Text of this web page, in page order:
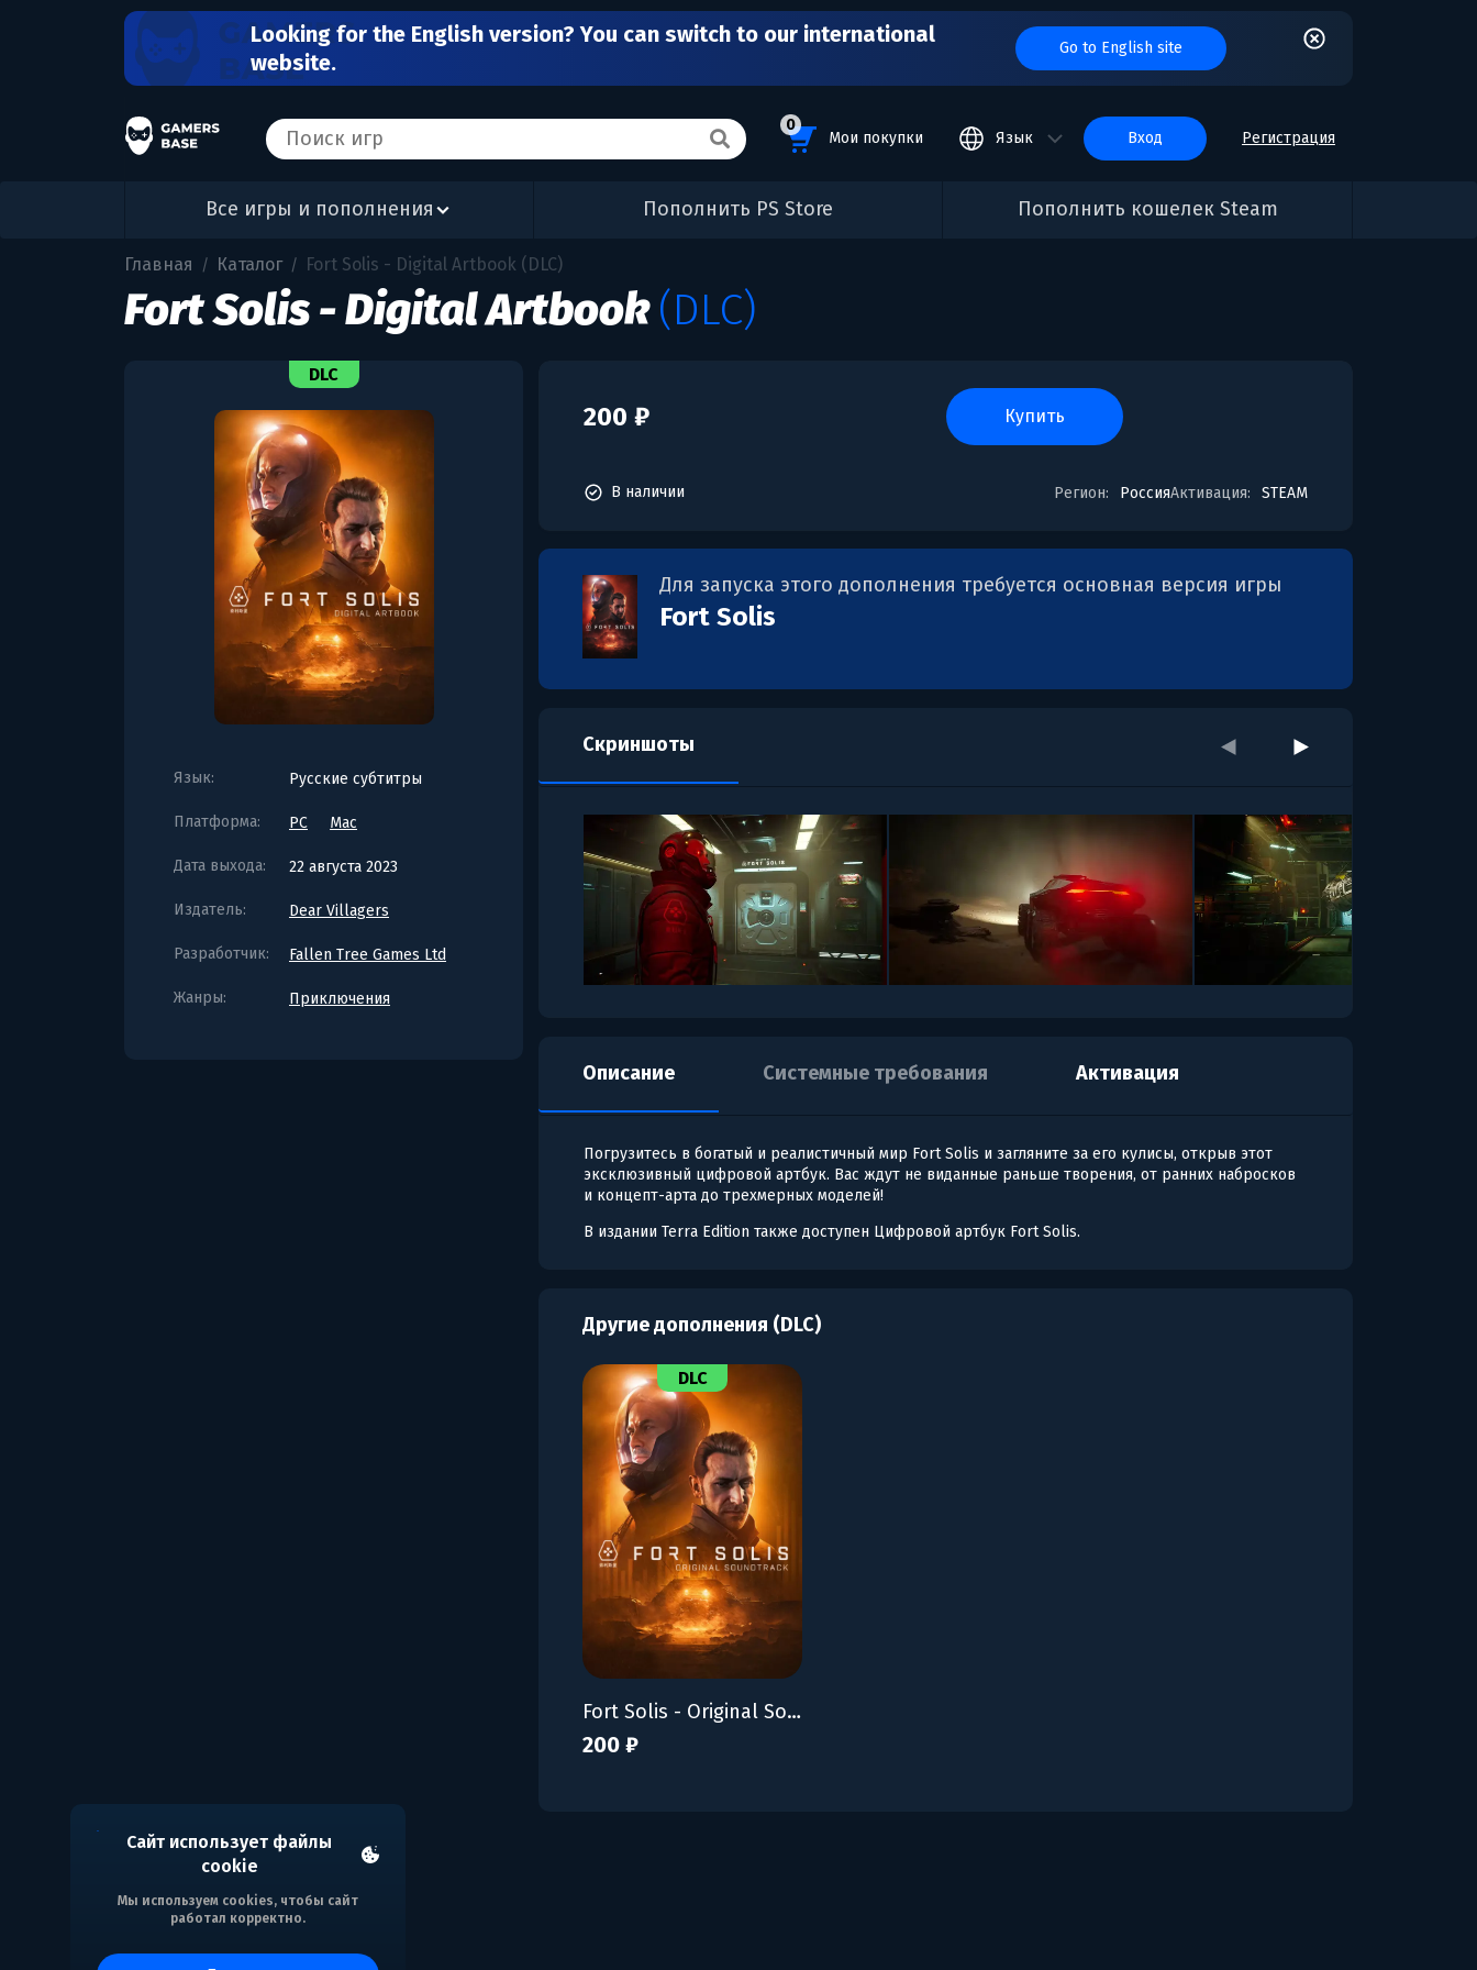
Looking for the English version? You can switch to our international
website.
Go to English site
0
Мои покупки Язык вход Регистрация
Все игры и пополнения Пополнить PS Store Пополнить кошелек Steam
Сайт использует файлы
cookie
Мы используем cookies, чтобы сайт
работал корректно.
Главная / Каталог / Fort Solis - Digital Artbook (DLC)
Fort Solis - Digital Artbook(DLC)
DLC
Язык: Русские субтитры
Платформа: PC Mac
Дата выхода: 22 августа 2023
Издатель: Dear Villagers
Разработчик: Fallen Tree Games Ltd
Жанры: Приключения
200 ₽ купить
Регион: РоссияАктивация: STEAM
В наличии
Для запуска этого дополнения требуется основная версия игры
Fort Solis
Скриншоты
Описание Системные требования Активация
Погрузитесь в богатый и реалистичный мир Fort Solis и загляните за его кулисы, открыв этот
эксклюзивный цифровой артбук. Вас ждут не виданные раньше творения, от ранних набросков
и концепт-арта до трехмерных моделей!
В издании Terra Edition также доступен Цифровой артбук Fort Solis.
Другие дополнения (DLC)
DLC
Fort Solis - Original Soundtrack
200 ₽